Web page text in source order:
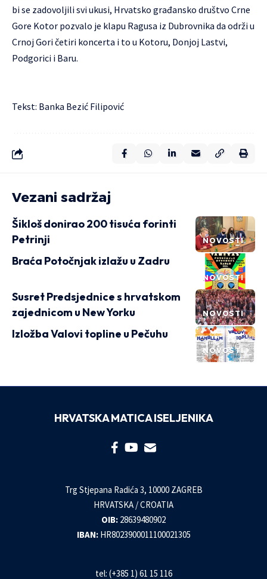
bi se zadovoljili svi ukusi, Hrvatsko građansko društvo Crne
Gore Kotor pozvalo je klapu Ragusa iz Dubrovnika da održi u
Crnoj Gori četiri koncerta i to u Kotoru, Donjoj Lastvi,
Podgorici i Baru.
Tekst: Banka Bezić Filipović
Vezani sadržaj
NOVOSTI
Šikloš donirao 200 tisuća forinti
Petrinji
NOVOSTI
Braća Potočnjak izlažu u Zadru
NOVOSTI
Susret Predsjednice s hrvatskom
zajednicom u New Yorku
NOVOSTI
Izložba Valovi topline u Pečuhu
HRVATSKA MATICA ISELJENIKA
Trg Stjepana Radića 3, 10000 ZAGREB
HRVATSKA / CROATIA
OIB: 28639480902
IBAN: HR8023900011100021305
tel: (+385 1) 61 15 116